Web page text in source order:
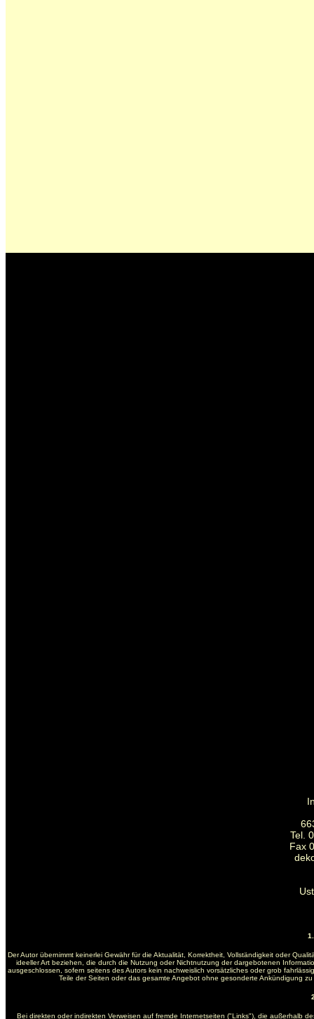
Tel.
Fax
Der Autor übernimmt keinerlei Gewähr für die Aktualität, Korrektheit, Vollständigkeit oder
ideeller Art beziehen, die durch die Nutzung oder Nichtnutzung der dargebotenen
ausgeschlossen, sofern seitens des Autors kein nachweislich vorsätzliches oder grob
Teile der Seiten oder das gesamte Angebot ohne gesonderte Ankündigung
Bei direkten oder indirekten Verweisen auf fremde Internetseiten ("Links"), die außerhalb